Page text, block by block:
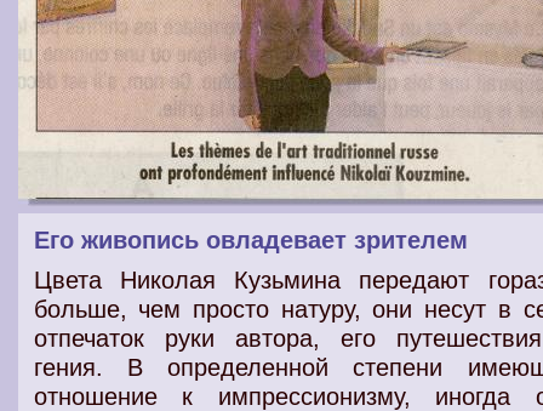
Его живопись овладевает зрителем
Цвета Николая Кузьмина передают
больше, чем просто натуру, они несут в
отпечаток руки автора, его
гения. В определенной степени
отношение к импрессионизму, иногда